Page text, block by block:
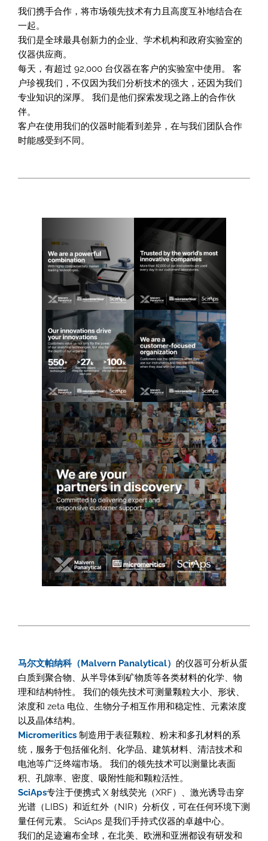
我们携手合作，将市场领先技术有力且高度互补地结合在
一起。
我们是全球最具创新力的企业、学术机构和政府实验室的
仪器供应商。
每天，有超过 92,000 台仪器在客户的实验室中使用。 客
户珍视我们，不仅因为我们分析技术的强大，还因为我们
专业知识的深厚。 我们是他们探索发现之路上的合作伙
伴。
客户在使用我们的仪器时能看到差异，在与我们团队合作
时能感受到不同。
马尔文帕纳科（Malvern Panalytical） 的仪器可分析从蛋
白质到聚合物、从半导体到矿物质等各类材料的化学、物
理和结构特性。 我们的领先技术可测量颗粒大小、形状、
浓度和 zeta 电位、生物分子相互作用和稳定性、元素浓度
以及晶体结构。
Micromeritics 制造用于表征颗粒、粉末和多孔材料的系
统，服务于包括催化剂、化学品、建筑材料、清洁技术和
电池等广泛终端市场。 我们的领先技术可以测量比表面
积、孔隙率、密度、吸附性能和颗粒活性。
SciAps专注于便携式 X 射线荧光（XRF）、激光诱导击穿
光谱（LIBS）和近红外（NIR）分析仪，可在任何环境下测
量任何元素。 SciAps 是我们手持式仪器的卓越中心。
我们的足迹遍布全球，在北美、欧洲和亚洲都设有研发和